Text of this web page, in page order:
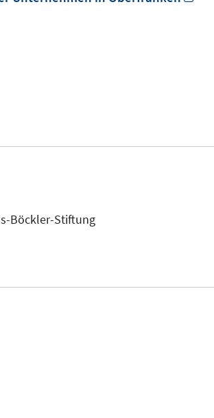
Böckler-Stiftung